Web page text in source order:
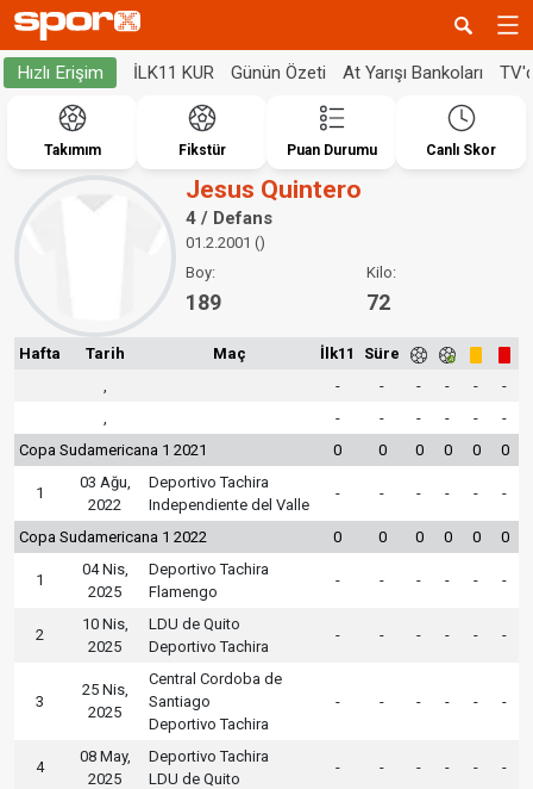
Hızlı Erişim İLK11 KUR Günün Özeti At Yarışı Bankoları
Takımım Fikstür Puan Durumu Canlı Skor
Jesus Quintero
4 / Defans
01.2.2001 ()
Boy:
189
Kilo:
72
Hafta Tarih Maç İlk11
Süre
- - - - -
-
- - - - -
-
Copa Sudamericana 1 2021
0 0 0 0 0 0
1
03 Ağu,
2022
Deportivo Tachira
Independiente del Valle
- - - - - -
Copa Sudamericana 1 2022 0 0 0 0 0 0
1
04 Nis,
2025
Deportivo Tachira
Flamengo
- - - - - -
2
10 Nis,
2025
LDU de Quito
Deportivo Tachira
- - - - - -
3
25 Nis,
2025
Central Cordoba de
Santiago
Deportivo Tachira
- - - - - -
4
08 May,
2025
Deportivo Tachira
LDU de Quito
- - - - - -